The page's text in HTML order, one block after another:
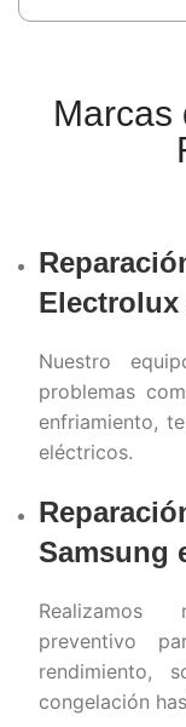
Marcas
Electrolux
Nuestro
problemas
enfriamiento,
eléctricos.
Samsung
Realizamos
preventivo
rendimiento,
congelación